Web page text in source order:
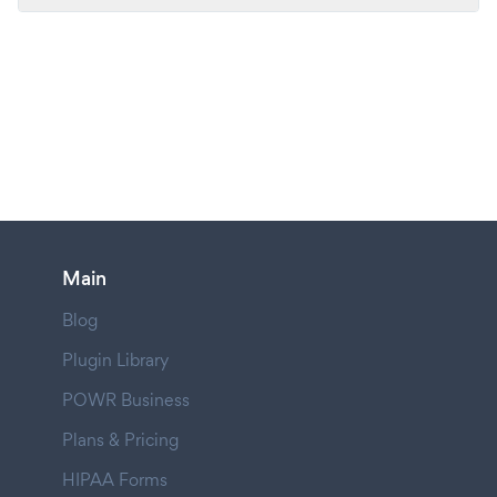
Main
Blog
Plugin Library
POWR Business
Plans & Pricing
HIPAA Forms